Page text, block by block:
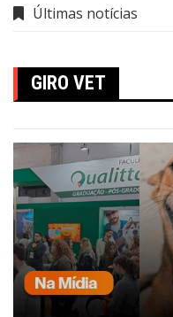
Últimas notícias
GIRO VET